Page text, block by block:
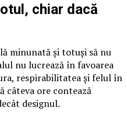
chiar dacă
minunată și totuși să nu
nu lucrează în favoarea
respirabilitatea și felul în
câteva ore contează
designul.